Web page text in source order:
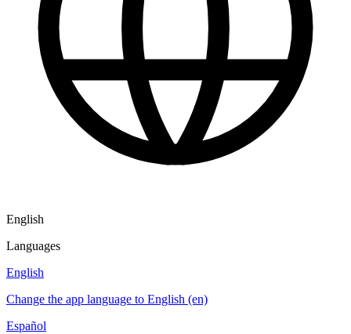
English
Languages
English
Change the app language to English (en)
Español